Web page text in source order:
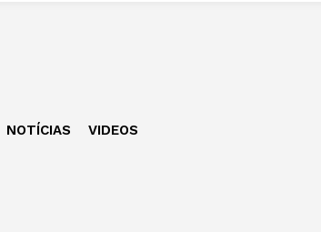
NOTÍCIAS VIDEOS